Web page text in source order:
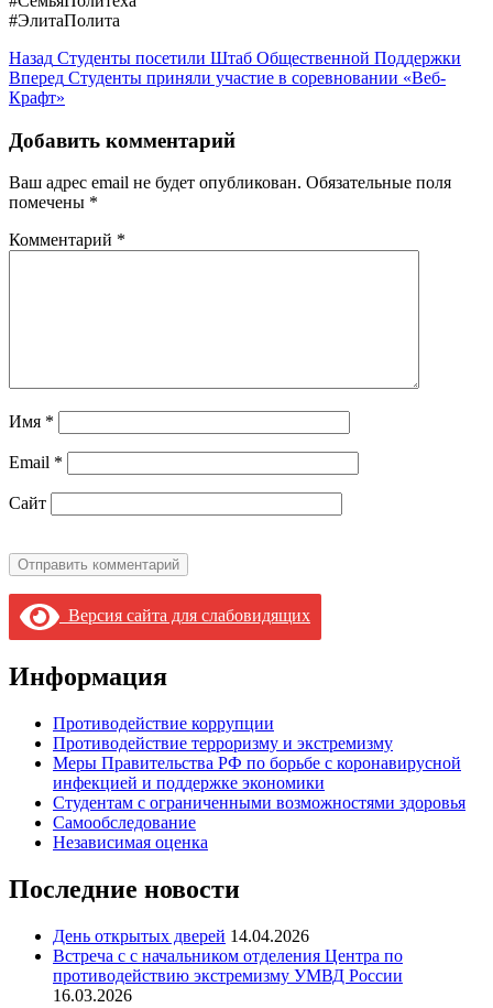
#ЭлитаПолита
Навигация
по
Назад Предыдущая
запись:
Студенты посетили Штаб Общественной Поддержки
Вперед Следующая
Студенты приняли участие в соревновании «Веб-
Крафт»
Добавить комментарий
Ваш адрес email не будет опубликован. Обязательные поля
помечены *
Комментарий *
Имя *
Email *
Сайт
Версия сайта для слабовидящих
Информация
Противодействие коррупции
Противодействие терроризму и экстремизму
Меры Правительства РФ по борьбе с коронавирусной
инфекцией и поддержке экономики
Студентам с ограниченными возможностями здоровья
Самообследование
Независимая оценка
Последние новости
День открытых дверей 14.04.2026
Встреча с с начальником отделения Центра по
противодействию экстремизму УМВД России
16.03.2026